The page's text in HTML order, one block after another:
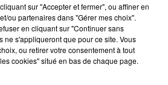
2026
de retour en studio ? A$AP
relance l'espoir des fans
sur "Accepter et fermer", ou affiner en
ou partenaires dans "Gérer mes choix".
en cliquant sur "Continuer sans
ne s'appliqueront que pour ce site. Vous
ou retirer votre consentement à tout
cookies" situé en bas de chaque page.